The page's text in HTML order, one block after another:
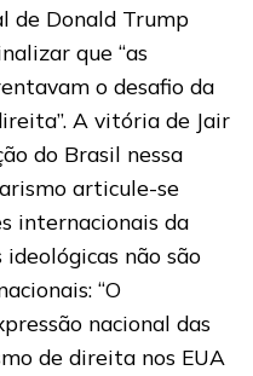
de Donald Trump
que “as
o desafio da
A vitória de Jair
do Brasil nessa
articule-se
internacionais da
não são
“O
nacional das
de direita nos EUA